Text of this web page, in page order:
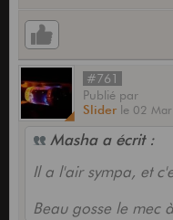
#761
Publié par
Slider le 02
Masha a écrit :
Il a l'air sympa, et
Beau gosse le mec